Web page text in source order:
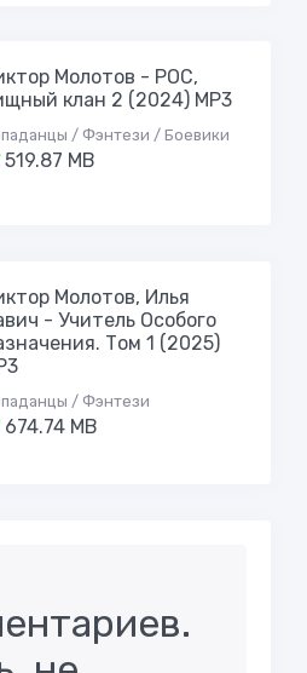
Молотов - РОС,
клан 2 (2024) МР3
/ Фэнтези / Боевики
519.87 MB
Молотов, Илья
- Учитель Особого
Том 1 (2025)
/ Фэнтези
674.74 MB